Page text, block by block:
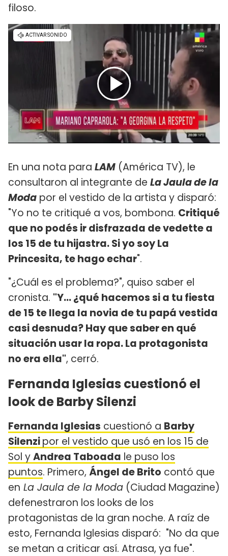
filoso.
En una nota para LAM (América TV), le
consultaron al integrante de La Jaula de la
Moda por el vestido de la artista y disparó:
"Yo no te critiqué a vos, bombona. Critiqué
que no podés ir disfrazada de vedette a
los 15 de tu hijastra. Si yo soy La
Princesita, te hago echar".
"¿Cuál es el problema?", quiso saber el
cronista. "Y... ¿qué hacemos si a tu fiesta
de 15 te llega la novia de tu papá vestida
casi desnuda? Hay que saber en qué
situación usar la ropa. La protagonista
no era ella", cerró.
Fernanda Iglesias cuestionó el
look de Barby Silenzi
Fernanda Iglesias cuestionó a Barby
Silenzipor el vestido que usó en los 15 de
Sol yAndrea Taboada le puso los
puntos. Primero, Ángel de Brito contó que
en La Jaula de la Moda (Ciudad Magazine)
defenestraron los looks de los
protagonistas de la gran noche. A raíz de
esto, Fernanda Iglesias disparó: "No da que
se metan a criticar así. Atrasa, ya fue".